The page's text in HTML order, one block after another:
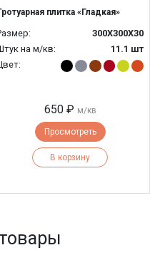
плитка «Гладкая»
300Х300Х30
на м/кв:
11.1 шт
650 ₽ м/кв
Просмотреть
В корзину